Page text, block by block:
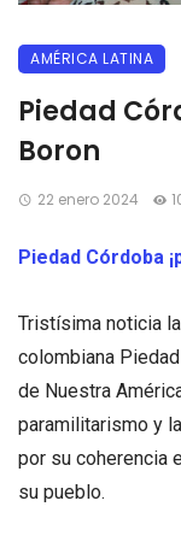
AMÉRICA LATINA
Piedad
Boron
22 enero 2024
Piedad Córdoba
Tristísima noticia
colombiana
de Nuestra
paramilitarismo y
por su coherencia
su pueblo.